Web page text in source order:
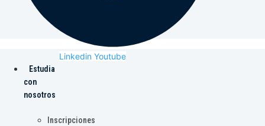
Linkedin Youtube
Estudia
con
nosotros
Inscripciones